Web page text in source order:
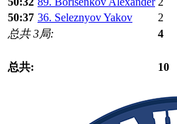
50:37 36. Seleznyov Yakov 2
总共 3局:
4
总共: 10